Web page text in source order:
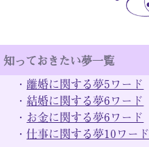
知っておきたい夢一覧
・ 離婚に関する夢5ワード
・ 結婚に関する夢6ワード
・ お金に関する夢6ワード
・仕事に関する夢10ワード